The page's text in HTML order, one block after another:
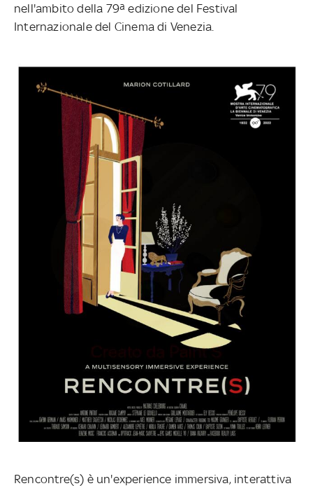
nell'ambito della 79ª edizione del Festival
Internazionale del Cinema di Venezia.
Rencontre(s) è un'experience immersiva, interattiva